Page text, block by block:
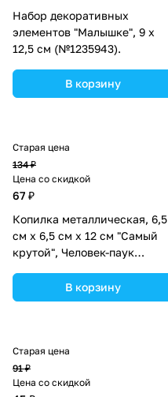
Набор декоративных
элементов "Малышке", 9 х
12,5 см (№1235943).
В корзину
Старая цена
134 ₽
Цена со скидкой
67 ₽
Копилка металлическая, 6,5
см х 6,5 см х 12 см "Самый
крутой", Человек-паук
В корзину
Старая цена
91 ₽
Цена со скидкой